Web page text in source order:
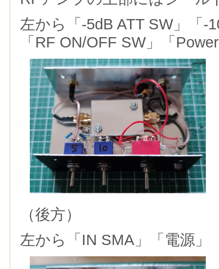
左から「-5dB ATT SW」「-
「RF ON/OFF SW」「
（後方）
左から「IN SMA」「電源」